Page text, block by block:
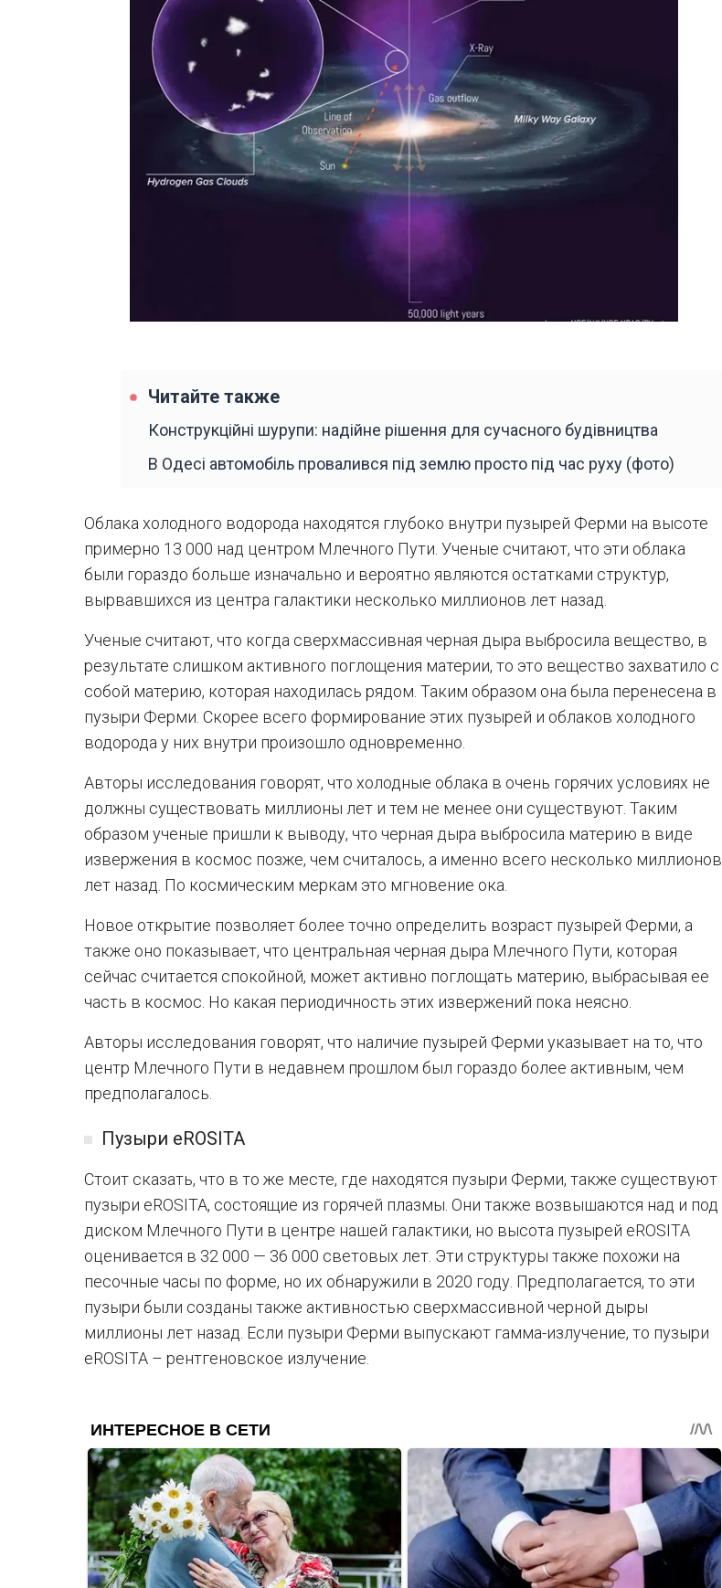
Читайте также
Конструкційні шурупи: надійне рішення для сучасного будівництва
В Одесі автомобіль провалився під землю просто під час руху (фото)
Облака холодного водорода находятся глубоко внутри пузырей Ферми на высоте
примерно 13 000 над центром Млечного Пути. Ученые считают, что эти облака
были гораздо больше изначально и вероятно являются остатками структур,
вырвавшихся из центра галактики несколько миллионов лет назад.
Ученые считают, что когда сверхмассивная черная дыра выбросила вещество, в
результате слишком активного поглощения материи, то это вещество захватило с
собой материю, которая находилась рядом. Таким образом она была перенесена в
пузыри Ферми. Скорее всего формирование этих пузырей и облаков холодного
водорода у них внутри произошло одновременно.
Авторы исследования говорят, что холодные облака в очень горячих условиях не
должны существовать миллионы лет и тем не менее они существуют. Таким
образом ученые пришли к выводу, что черная дыра выбросила материю в виде
извержения в космос позже, чем считалось, а именно всего несколько миллионов
лет назад. По космическим меркам это мгновение ока.
Новое открытие позволяет более точно определить возраст пузырей Ферми, а
также оно показывает, что центральная черная дыра Млечного Пути, которая
сейчас считается спокойной, может активно поглощать материю, выбрасывая ее
часть в космос. Но какая периодичность этих извержений пока неясно.
Авторы исследования говорят, что наличие пузырей Ферми указывает на то, что
центр Млечного Пути в недавнем прошлом был гораздо более активным, чем
предполагалось.
Пузыри eROSITA
Стоит сказать, что в то же месте, где находятся пузыри Ферми, также существуют
пузыри eROSITA, состоящие из горячей плазмы. Они также возвышаются над и под
диском Млечного Пути в центре нашей галактики, но высота пузырей eROSITA
оценивается в 32 000 — 36 000 световых лет. Эти структуры также похожи на
песочные часы по форме, но их обнаружили в 2020 году. Предполагается, то эти
пузыри были созданы также активностью сверхмассивной черной дыры
миллионы лет назад. Если пузыри Ферми выпускают гамма-излучение, то пузыри
eROSITA – рентгеновское излучение.